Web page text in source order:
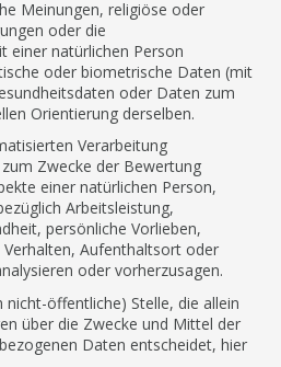
Meinungen, religiöse oder
oder die
einer natürlichen Person
oder biometrische Daten (mit
oder Daten zum
Orientierung derselben.
Verarbeitung
Zwecke der Bewertung
einer natürlichen Person,
Arbeitsleistung,
persönliche Vorlieben,
Aufenthaltsort oder
oder vorherzusagen.
nicht-öffentliche) Stelle, die allein
über die Zwecke und Mittel der
Daten entscheidet, hier